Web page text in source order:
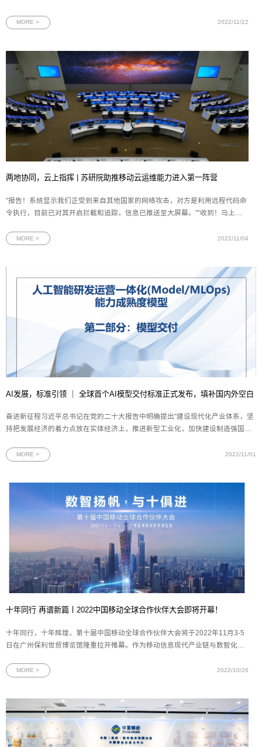
力等热点领域，是一场5G+工业互联网领域的国家级盛会。图为2022中国5G＋
MORE > 2022/11/22
两地协同，云上指挥 | 苏研院助推移动云运维能力进入第一阵营
“报告！系统显示我们正受到来自其他国家的网络攻击，对方是利用远程代码命
令执行，目前已对其开启拦截和追踪，信息已推送至大屏幕。”“收到！马上将
监控调度指挥中心的常见场景。移动云监控调度指挥中心（全文简称“监控指挥
MORE > 2022/11/04
AI发展，标准引领 ｜ 全球首个AI模型交付标准正式发布，填补国内外空白
奋进新征程习近平总书记在党的二十大报告中明确提出“建设现代化产业体系，坚
持把发展经济的着力点放在实体经济上，推进新型工业化，加快建设制造强国、
建设的一个重要组成部分，国家一直以来都在持续加大对其技术的攻关力度，各
MORE > 2022/11/01
十年同行 再谱新篇丨2022中国移动全球合作伙伴大会即将开幕！
十年同行，十年辉煌，第十届中国移动全球合作伙伴大会将于2022年11月3-5
日在广州保利世贸博览馆隆重拉开帷幕。作为移动信息现代产业链与数智化应
500强企业、国内外知名企业董事长、CEO报名与会，中国移动集团高层将齐
MORE > 2022/10/26